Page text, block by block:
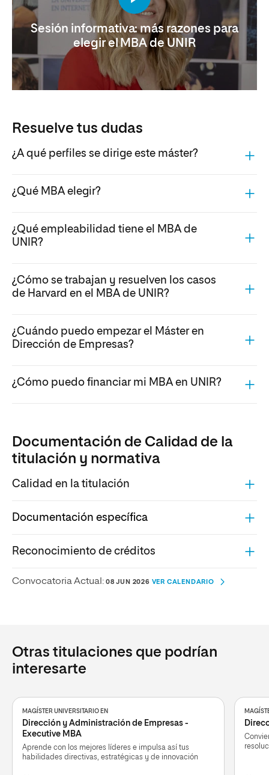
Sesión informativa: más razones para
elegir el MBA de UNIR
Resuelve tus dudas
¿A qué perfiles se dirige este máster?
¿Qué MBA elegir?
¿Qué empleabilidad tiene el MBA de
UNIR?
¿Cómo se trabajan y resuelven los casos
de Harvard en el MBA de UNIR?
¿Cuándo puedo empezar el Máster en
Dirección de Empresas?
¿Cómo puedo financiar mi MBA en UNIR?
Documentación de Calidad de la
titulación y normativa
Calidad en la titulación
Documentación específica
Reconocimiento de créditos
Convocatoria Actual: 08 JUN 2026 VER CALENDARIO
Otras titulaciones que podrían
interesarte
MAGÍSTER UNIVERSITARIO EN
Dirección y Administración de Empresas -
Executive MBA
Aprende con los mejores líderes e impulsa así tus
habilidades directivas, estratégicas y de innovación